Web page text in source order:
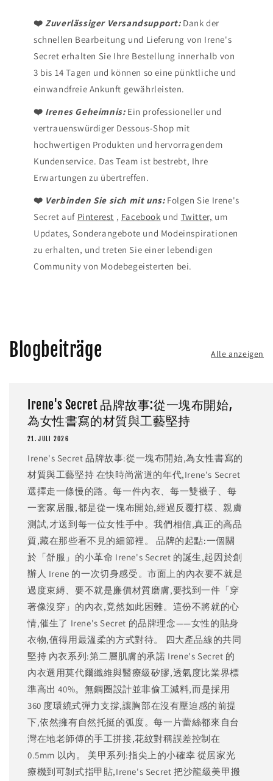
❤️ Zuverlässiger Versandsupport: Dank der
schnellen Bearbeitung und Lieferung von Irene's
Secret erhalten Sie Ihre Bestellung innerhalb von
3 bis 14 Tagen und können so eine pünktliche und
einwandfreie Ankunft gewährleisten.
❤️ Irenes Geheimnis: Ein professioneller und
vertrauenswürdiger Dessous-Shop mit
hochwertigen Produkten und hervorragendem
Kundenservice. Das Team ist bestrebt, Ihre
Erwartungen zu übertreffen.
❤️ Verbinden Sie sich mit uns:Folgen Sie Irene's
Secret auf Pinterest , Facebook und Twitter, um
Updates, Sonderangebote und Modeinspirationen
zu erhalten, und treten Sie einer lebendigen
Community von Modebegeisterten bei.
Blogbeiträge Alle anzeigen
Irene's Secret 品牌故事:從一塊布開始,
為女性書寫的材質與工藝堅持
21. JULI 2026
Irene's Secret 品牌故事:從一塊布開始,為女性書寫的
材質與工藝堅持 在快時尚當道的年代,Irene's Secret
選擇走一條慢的路。每一件內衣、每一雙襪子、每
一套家居服,都是從一塊布開始,經過反覆打樣、親膚
測試,才送到每一位女性手中。我們相信,真正的高品
質,藏在那些看不見的細節裡。 品牌的起點:一個關
於「舒服」的小革命 Irene's Secret 的誕生,起因於創
辦人 Irene 的一次切身感受。市面上的內衣要不就是
過度束縛、要不就是廉價材質磨膚,要找到一件「穿
著像沒穿」的內衣,竟然如此困難。這份不將就的心
情,催生了 Irene's Secret 的品牌理念——女性的貼身
衣物,值得用最溫柔的方式對待。 四大產品線的共同
堅持 內衣系列:第二層肌膚的承諾 Irene's Secret 的
內衣選用莫代爾纖維與醫療級矽膠,透氣度比業界標
準高出 40%。無鋼圈設計並非偷工減料,而是採用
360 度環繞式彈力支撐,讓胸部在沒有壓迫感的前提
下,依然擁有自然托挺的弧度。每一片蕾絲都來自台
灣在地老師傅的手工拼接,花紋對稱誤差控制在
0.5mm 以內。 美甲系列:指尖上的小確幸 從居家光
療機到可剝式指甲貼,Irene's Secret 把沙龍級美甲搬